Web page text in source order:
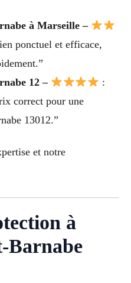
à Marseille –
ponctuel et efficace,
12 –
:
correct pour une
13012.”
et notre
à
Barnabe